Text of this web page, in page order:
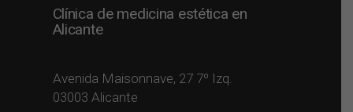
Clínica de medicina estética en
Alicante
Avenida Maisonnave, 27 7º Izq.
03003 Alicante